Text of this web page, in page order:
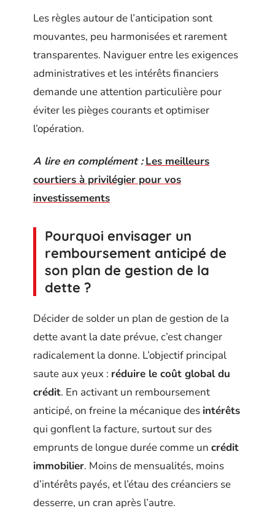
Les règles autour de l’anticipation sont
mouvantes, peu harmonisées et rarement
transparentes. Naviguer entre les exigences
administratives et les intérêts financiers
demande une attention particulière pour
éviter les pièges courants et optimiser
l’opération.
A lire en complément : Les meilleurs
courtiers à privilégier pour vos
investissements
Pourquoi envisager un
remboursement anticipé de
son plan de gestion de la
dette ?
Décider de solder un plan de gestion de la
dette avant la date prévue, c’est changer
radicalement la donne. L’objectif principal
saute aux yeux : réduire le coût global du
crédit. En activant un remboursement
anticipé, on freine la mécanique des intérêts
qui gonflent la facture, surtout sur des
emprunts de longue durée comme un crédit
immobilier. Moins de mensualités, moins
d’intérêts payés, et l’étau des créanciers se
desserre, un cran après l’autre.